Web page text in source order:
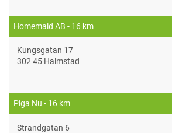
Homemaid AB - 16 km
Kungsgatan 17
302 45 Halmstad
Piga Nu - 16 km
Strandgatan 6